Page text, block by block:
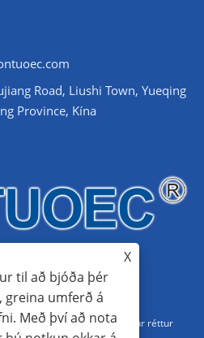
Road, Liushi Town, Yueqing
Province, Kína
Santuo Electrical Co., Ltd. Allur réttur
X
til að bjóða þér
umferð á
Með því að nota